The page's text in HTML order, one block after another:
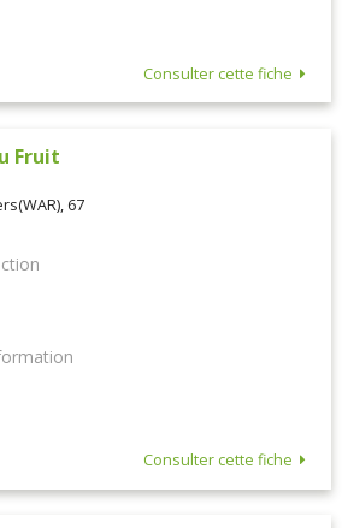
Consulter cette fiche
Fruit
67
Consulter cette fiche